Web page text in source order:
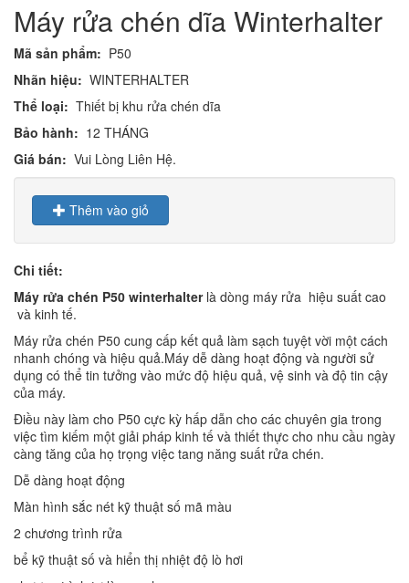
Máy rửa chén dĩa Winterhalter
Mã sản phẩm: P50
Nhãn hiệu: WINTERHALTER
Thể loại: Thiết bị khu rửa chén dĩa
Bảo hành: 12 THÁNG
Giá bán: Vui Lòng Liên Hệ.
Thêm vào giỏ
Chi tiết:
Máy rửa chén P50 winterhalterlà dòng máy rửa hiệu suất cao
và kinh tế.
Máy rửa chén P50 cung cấp kết quả làm sạch tuyệt vời một cách
nhanh chóng và hiệu quả.Máy dễ dàng hoạt động và người sử
dụng có thể tin tưởng vào mức độ hiệu quả, vệ sinh và độ tin cậy
của máy.
Điều này làm cho P50 cực kỳ hấp dẫn cho các chuyên gia trong
việc tìm kiếm một giải pháp kinh tế và thiết thực cho nhu cầu ngày
càng tăng của họ trọng việc tang năng suất rửa chén.
Dễ dàng hoạt động
Màn hình sắc nét kỹ thuật số mã màu
2 chương trình rửa
bể kỹ thuật số và hiển thị nhiệt độ lò hơi